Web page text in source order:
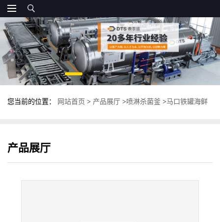
您当前的位置： 网站首页 > 产品展厅 >喷淋杀菌釜 >马口铁罐海鲜
产品展厅